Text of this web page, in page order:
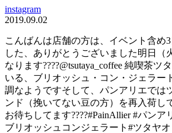
instagram
2019.09.02
こんばんは店舗の方は、イベント含め
した、ありがとうございました明日（
なります????@tsutaya_coffee 純喫茶ツ
いる、ブリオッシュ・コン・ジェラー
調なようですそして、パンアリエでは
ンド（挽いてない豆の方）を再入荷し
お待ちしてます????#PainAllier #パンア
ブリオッシュコンジェラート#ツタヤ